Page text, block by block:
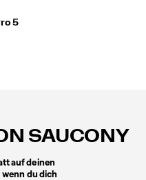
5
SAUCONY
auf deinen
du dich